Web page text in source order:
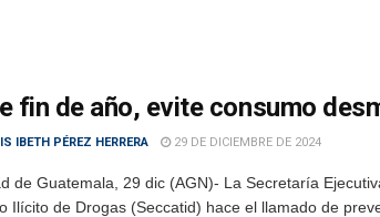
fin de año, evite consumo
IBETH PÉREZ HERRERA 29 DE DICIEMBRE DE 2024
de Guatemala, 29 dic (AGN)- La Secretaría
Ilícito de Drogas (Seccatid) hace el llamado de